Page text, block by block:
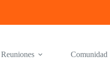
Reuniones Comunidad